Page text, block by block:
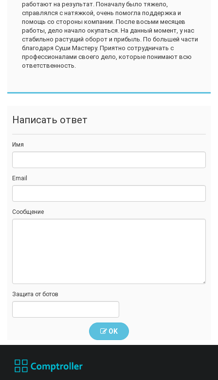
работают на результат. Поначалу было тяжело,
справлялся с натяжкой, очень помогла поддержка и
помощь со стороны компании. После восьми месяцев
работы, дело начало окупаться. На данный момент, у нас
стабильно растущий оборот и прибыль. По большей части
благодаря Суши Мастеру. Приятно сотрудничать с
профессионалами своего дело, которые понимают всю
ответственность.
Написать ответ
Имя
Email
Сообщение
Защита от ботов
OK